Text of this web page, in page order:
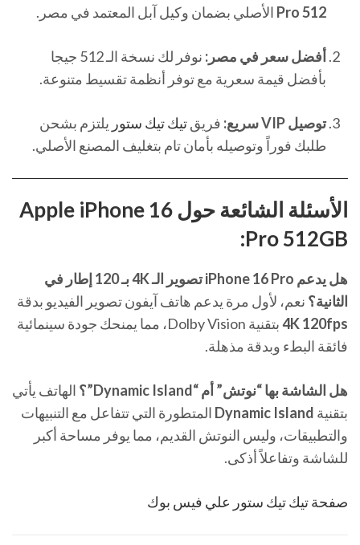
Pro 512 الأصلي بضمان وكيل آبل المعتمد في مصر.
أفضل سعر في مصر:
نوفر لك نسخة الـ 512 جيجا
بأفضل قيمة سعرية مع توفر أنظمة تقسيط متنوعة.
توصيل VIP سريع: فريقتيك تيك ستور يلتزم بشحن
طلبك فوراً وتوصيله بأمان تام بتغليف المصنع الأصلي.
الأسئلة الشائعة حول Apple iPhone 16
Pro 512GB:
هل يدعم iPhone 16 Pro تصوير الـ 4K بـ 120 إطار في
الثانية؟ نعم، لأول مرة يدعم هاتف آيفون تصوير الفيديو بدقة
4K 120fps
بتقنية Dolby Vision، مما يمنحك جودة سينمائية
فائقة البطء وبدقة مذهلة.
هل الشاشة بها “نوتش” أم “Dynamic Island”؟
الهاتف يأتي
بتقنية Dynamic Island المتطورة التي تتفاعل مع التنبيهات
والتطبيقات، وليس النوتش القديم، مما يوفر مساحة أكبر
للشاشة وتفاعلاً أذكى.
صفحة تيك تيك ستور علي فيس بوك